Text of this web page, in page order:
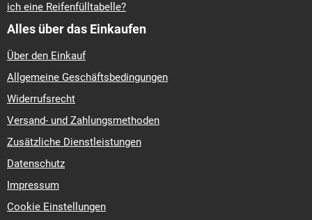
ich eine Reifenfülltabelle?
Alles über das Einkaufen
Über den Einkauf
Allgemeine Geschäftsbedingungen
Widerrufsrecht
Versand- und Zahlungsmethoden
Zusätzliche Dienstleistungen
Datenschutz
Impressum
Cookie Einstellungen